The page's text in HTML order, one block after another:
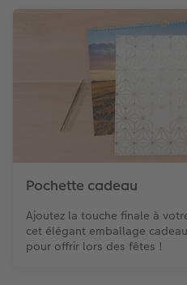
Pochette cadeau
Ajoutez la touche finale à
cet élégant emballage
pour offrir lors des fêtes !